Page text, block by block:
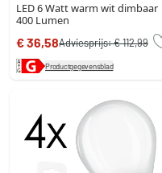
LED 6 Watt warm wit dimbaar
400 Lumen
€ 36,58Adviesprijs:€ 112,99
Productgegevensblad